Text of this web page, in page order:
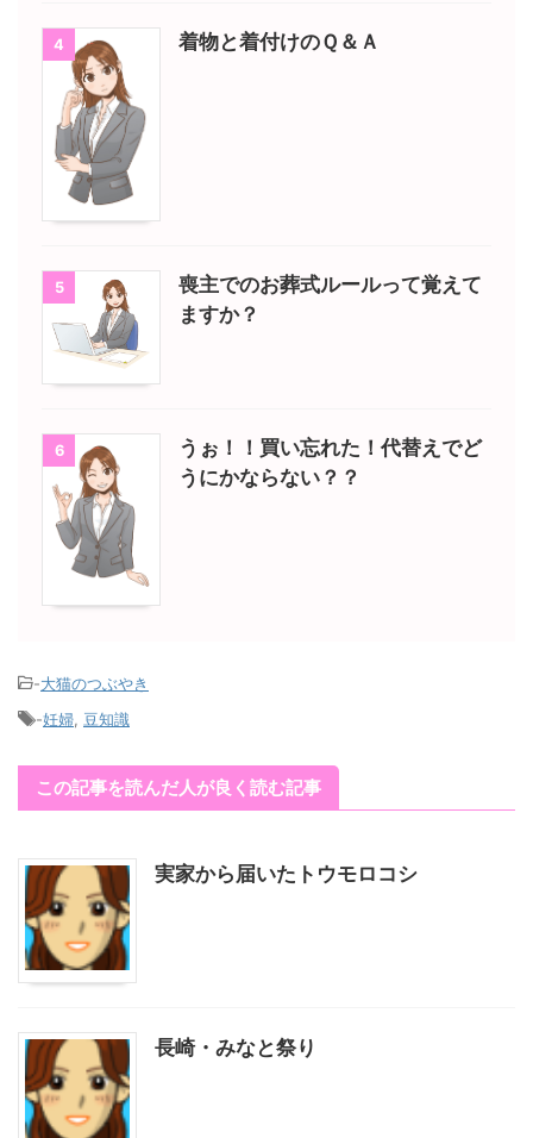
4 着物と着付けのＱ＆Ａ
5
喪主でのお葬式ルールって覚えて
ますか？
6
うぉ！！買い忘れた！代替えでど
うにかならない？？
-大猫のつぶやき
-妊婦 豆知識
この記事を読んだ人が良く読む記事
実家から届いたトウモロコシ
長崎・みなと祭り